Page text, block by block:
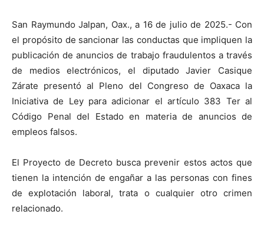
San Raymundo Jalpan, Oax., a 16 de julio de 2025.- Con
el propósito de sancionar las conductas que impliquen la
publicación de anuncios de trabajo fraudulentos a través
de medios electrónicos, el diputado Javier Casique
Zárate presentó al Pleno del Congreso de Oaxaca la
Iniciativa de Ley para adicionar el artículo 383 Ter al
Código Penal del Estado en materia de anuncios de
empleos falsos.
El Proyecto de Decreto busca prevenir estos actos que
tienen la intención de engañar a las personas con fines
de explotación laboral, trata o cualquier otro crimen
relacionado.